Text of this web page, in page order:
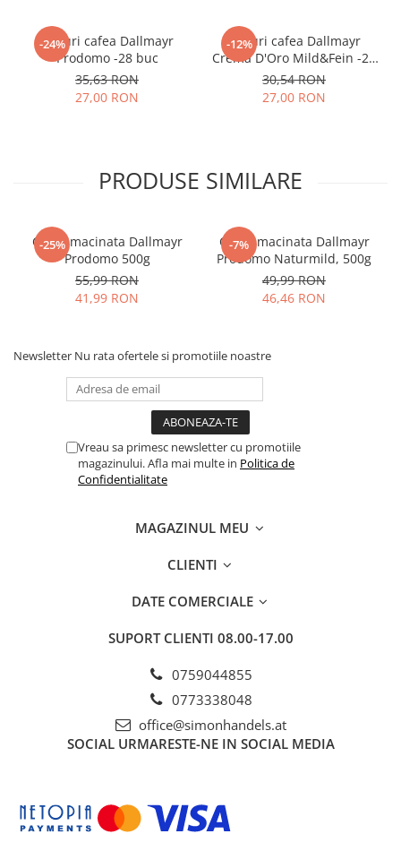
-24%
Paduri cafea Dallmayr
Prodomo -28 buc
35,63 RON
27,00 RON
-12%
Paduri cafea Dallmayr
Crema D'Oro Mild&Fein -28
buc
30,54 RON
27,00 RON
PRODUSE SIMILARE
-25%
Cafea macinata Dallmayr
Prodomo 500g
55,99 RON
41,99 RON
-7%
Cafea macinata Dallmayr
Prodomo Naturmild, 500g
49,99 RON
46,46 RON
Newsletter Nu rata ofertele si promotiile noastre
Vreau sa primesc newsletter cu promotiile
magazinului. Afla mai multe in Politica de
Confidentialitate
MAGAZINUL MEU
CLIENTI
DATE COMERCIALE
SUPORT CLIENTI 08.00-17.00
0759044855
0773338048
office@simonhandels.at
SOCIAL URMARESTE-NE IN SOCIAL MEDIA